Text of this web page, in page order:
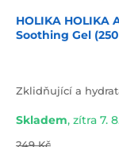
HOLIKA HOLIKA
Soothing Gel
Zklidňující a
Skladem, zítra 7.
249 Kč